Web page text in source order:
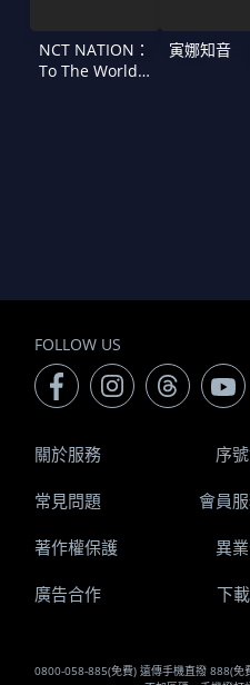
NCT NATION：
To The World
寅娜知音
FOLLOW US
0800-058-885(免費) 遠傳手機直撥 888(
關於服務 序
常見問題 會員
著作權保護 異
廣告合作 下